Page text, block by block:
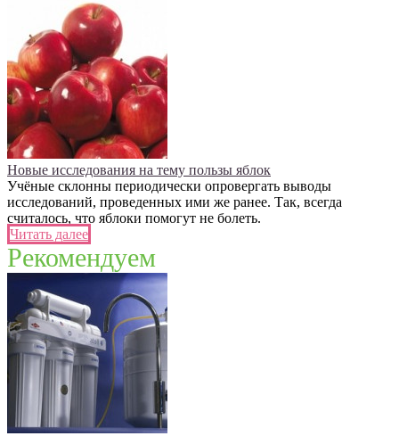
Новые исследования на тему пользы яблок
Учёные склонны периодически опровергать выводы
исследований, проведенных ими же ранее. Так, всегда
считалось, что яблоки помогут не болеть.
Читать далее
Рекомендуем